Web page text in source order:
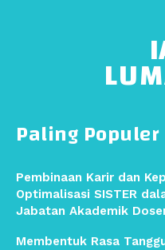
Paling Populer
Pembinaan Karir dan
Optimalisasi SISTER
Jabatan Akademik
Membentuk Rasa